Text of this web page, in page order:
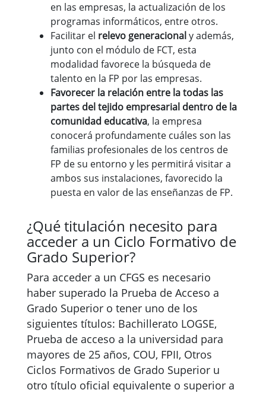
en las empresas, la actualización de los
programas informáticos, entre otros.
Facilitar el relevo generacionaly además,
junto con el módulo de FCT, esta
modalidad favorece la búsqueda de
talento en la FP por las empresas.
Favorecer la relación entre la todas las
partes del tejido empresarial dentro de la
comunidad educativa, la empresa
conocerá profundamente cuáles son las
familias profesionales de los centros de
FP de su entorno y les permitirá visitar a
ambos sus instalaciones, favorecido la
puesta en valor de las enseñanzas de FP.
¿Qué titulación necesito para
acceder a un Ciclo Formativo de
Grado Superior?
Para acceder a un CFGS es necesario
haber superado la Prueba de Acceso a
Grado Superior o tener uno de los
siguientes títulos: Bachillerato LOGSE,
Prueba de acceso a la universidad para
mayores de 25 años, COU, FPII, Otros
Ciclos Formativos de Grado Superior u
otro título oficial equivalente o superior a